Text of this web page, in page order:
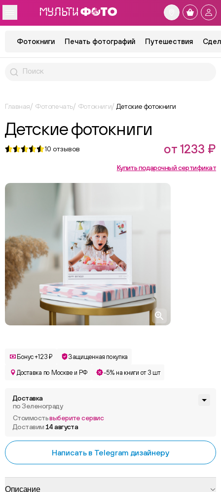
Фотокниги Печать фотографий Путешествия
Главная Фотопечать Фотокниги Детские фотокниги
Детские фотокниги
10 отзывов от 1233 ₽
Купить подарочный сертификат
Бонус +123 ₽ Защищенная покупка
Доставка по Москве и РФ -5% на книги от 3 шт
Доставка
по Зеленограду
Стоимостьвыберите сервис
Доставим 14 августа
Написать в Telegram дизайнеру
Описание